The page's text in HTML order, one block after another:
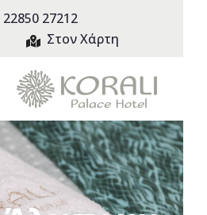
22850 27212
Στον Χάρτη